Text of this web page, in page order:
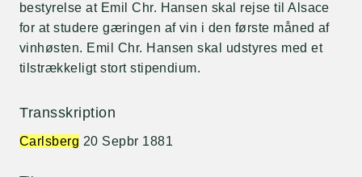
bestyrelse at Emil Chr. Hansen skal rejse til Alsace
for at studere gæringen af vin i den første måned af
vinhøsten. Emil Chr. Hansen skal udstyres med et
tilstrækkeligt stort stipendium.
Transskription
Carlsberg 20 Sepbr 1881